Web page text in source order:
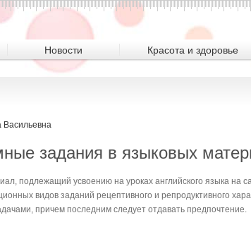
Новости Красота и здоровье
Васильевна
задания в языковых
подлежащий усвоению на уроках английского языка на
видов заданий рецептивного и репродуктивного
причем последним следует отдавать предпочтение.